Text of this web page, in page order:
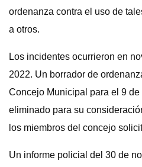
ordenanza contra el uso de
a otros.
Los incidentes ocurrieron en
2022. Un borrador de
Concejo Municipal para el 9
eliminado para su
los miembros del concejo
Un informe policial del 30 de